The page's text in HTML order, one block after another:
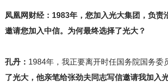
凤凰网财经：1983年，您加入光大集团，负
邀请您加入中信。为何最终选择了光大？
孔丹： 1984年，我正要离开时任国务院国务委
了光大，他亲笔给张劲夫同志写信邀请我加入